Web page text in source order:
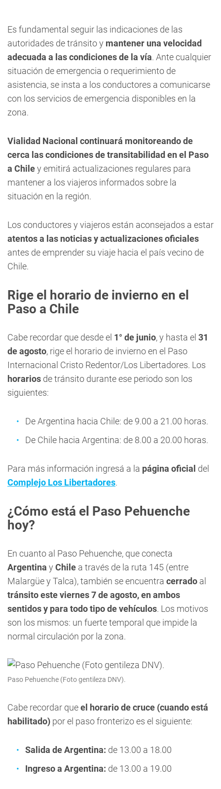
Es fundamental seguir las indicaciones de las
autoridades de tránsito y mantener una velocidad
adecuada a las condiciones de la vía. Ante cualquier
situación de emergencia o requerimiento de
asistencia, se insta a los conductores a comunicarse
con los servicios de emergencia disponibles en la
zona.
Vialidad Nacional continuará monitoreando de
cerca las condiciones de transitabilidad en el Paso
a Chiley emitirá actualizaciones regulares para
mantener a los viajeros informados sobre la
situación en la región.
Los conductores y viajeros están aconsejados a estar
atentos a las noticias y actualizaciones oficiales
antes de emprender su viaje hacia el país vecino de
Chile.
Rige el horario de invierno en el
Paso a Chile
Cabe recordar que desde el 1° de junio, y hasta el 31
de agosto, rige el horario de invierno en el Paso
Internacional Cristo Redentor/Los Libertadores. Los
horarios de tránsito durante ese periodo son los
siguientes:
De Argentina hacia Chile: de 9.00 a 21.00 horas.
De Chile hacia Argentina: de 8.00 a 20.00 horas.
Para más información ingresá a la página oficial del
Complejo Los Libertadores.
¿Cómo está el Paso Pehuenche
hoy?
En cuanto al Paso Pehuenche, que conecta
Argentina y Chile a través de la ruta 145 (entre
Malargüe y Talca), también se encuentra cerrado al
tránsito este viernes 7 de agosto, en ambos
sentidos y para todo tipo de vehículos. Los motivos
son los mismos: un fuerte temporal que impide la
normal circulación por la zona.
Paso Pehuenche (Foto gentileza DNV).
Cabe recordar queel horario de cruce (cuando está
habilitado) por el paso fronterizo es el siguiente:
Salida de Argentina: de 13.00 a 18.00
Ingreso a Argentina: de 13.00 a 19.00